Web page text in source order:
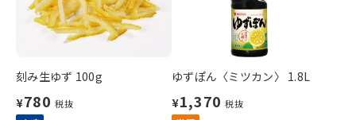
刻み生ゆず 100g
¥780 税抜
ゆずぽん〈ミツカン〉 1.8L
¥1,370 税抜